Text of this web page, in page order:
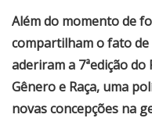
Além do momento de
compartilham o fato
aderiram a 7ªedição
Gênero e Raça, uma
novas concepções na